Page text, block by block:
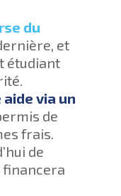
du
et
étudiant
aide via un
de
frais.
de